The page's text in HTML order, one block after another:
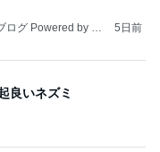
ログ Powered by A
5日前
良いネズミ